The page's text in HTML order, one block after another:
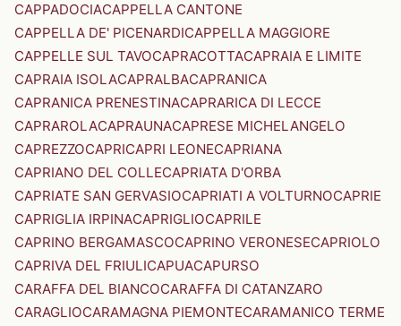
CAPPADOCIACAPPELLA CANTONE
CAPPELLA DE' PICENARDICAPPELLA MAGGIORE
CAPPELLE SUL TAVOCAPRACOTTACAPRAIA E LIMITE
CAPRAIA ISOLACAPRALBACAPRANICA
CAPRANICA PRENESTINACAPRARICA DI LECCE
CAPRAROLACAPRAUNACAPRESE MICHELANGELO
CAPREZZOCAPRICAPRI LEONECAPRIANA
CAPRIANO DEL COLLECAPRIATA D'ORBA
CAPRIATE SAN GERVASIOCAPRIATI A VOLTURNOCAPRIE
CAPRIGLIA IRPINACAPRIGLIOCAPRILE
CAPRINO BERGAMASCOCAPRINO VERONESECAPRIOLO
CAPRIVA DEL FRIULICAPUACAPURSO
CARAFFA DEL BIANCOCARAFFA DI CATANZARO
CARAGLIOCARAMAGNA PIEMONTECARAMANICO TERME